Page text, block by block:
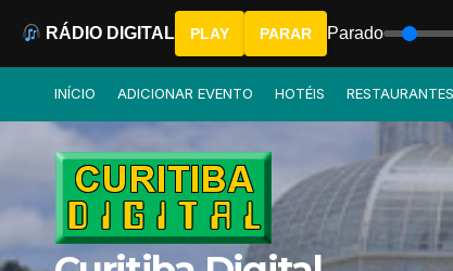
INÍCIO ADICIONAR EVENTO HOTÉIS RESTAURANTES
RÁDIO DIGITAL PLAY PARAR Parado